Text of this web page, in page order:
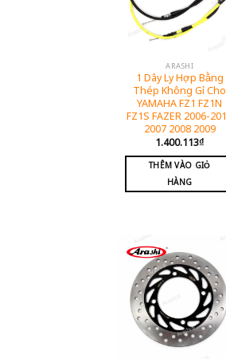
ARASHI
1 Dây Ly Hợp Bằng
Thép Không Gỉ Cho
YAMAHA FZ1 FZ1N
FZ1S FAZER 2006-
2007 2008 2009
1.400.113₫
THÊM VÀO GIỎ
HÀNG